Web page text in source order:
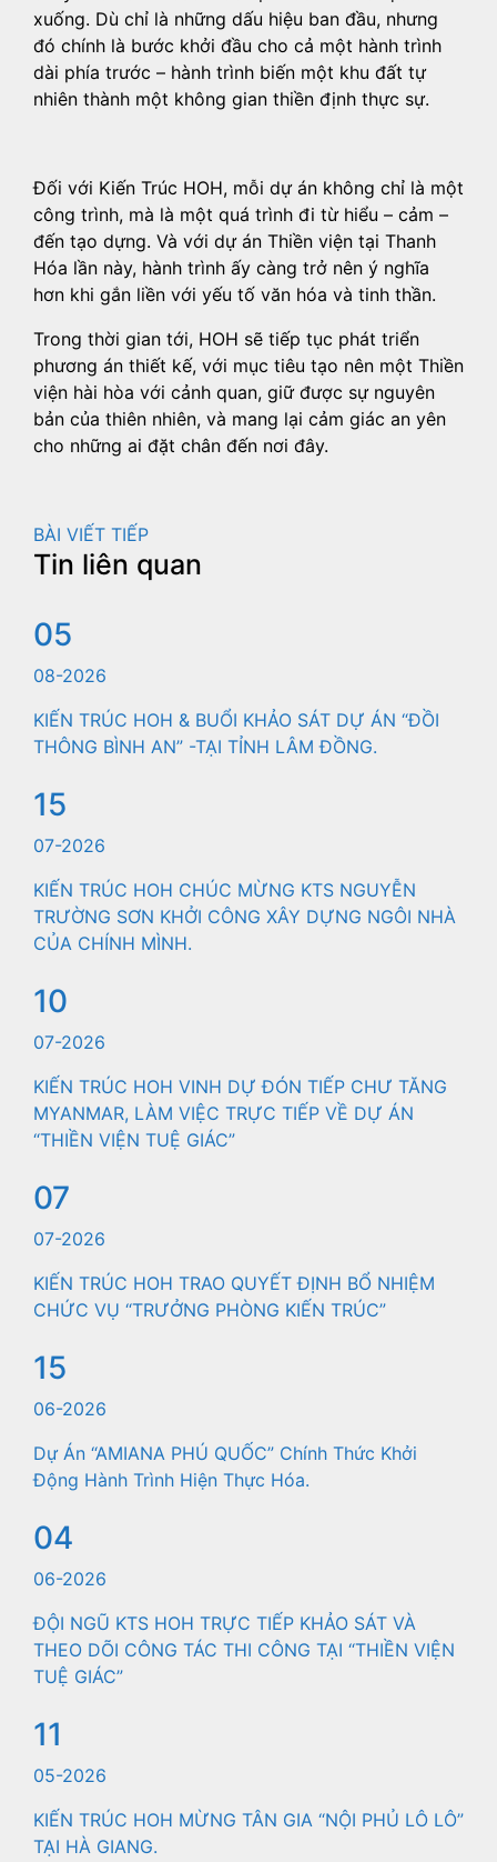
xuống. Dù chỉ là những dấu hiệu ban đầu, nhưng
đó chính là bước khởi đầu cho cả một hành trình
dài phía trước – hành trình biến một khu đất tự
nhiên thành một không gian thiền định thực sự.
Đối với Kiến Trúc HOH, mỗi dự án không chỉ là một
công trình, mà là một quá trình đi từ hiểu – cảm –
đến tạo dựng. Và với dự án Thiền viện tại Thanh
Hóa lần này, hành trình ấy càng trở nên ý nghĩa
hơn khi gắn liền với yếu tố văn hóa và tinh thần.
Trong thời gian tới, HOH sẽ tiếp tục phát triển
phương án thiết kế, với mục tiêu tạo nên một Thiền
viện hài hòa với cảnh quan, giữ được sự nguyên
bản của thiên nhiên, và mang lại cảm giác an yên
cho những ai đặt chân đến nơi đây.
BÀI VIẾT TIẾP
Tin liên quan
05
08-2026
KIẾN TRÚC HOH & BUỔI KHẢO SÁT DỰ ÁN “ĐỒI
THÔNG BÌNH AN” -TẠI TỈNH LÂM ĐỒNG.
15
07-2026
KIẾN TRÚC HOH CHÚC MỪNG KTS NGUYỄN
TRƯỜNG SƠN KHỞI CÔNG XÂY DỰNG NGÔI NHÀ
CỦA CHÍNH MÌNH.
10
07-2026
KIẾN TRÚC HOH VINH DỰ ĐÓN TIẾP CHƯ TĂNG
MYANMAR, LÀM VIỆC TRỰC TIẾP VỀ DỰ ÁN
“THIỀN VIỆN TUỆ GIÁC”
07
07-2026
KIẾN TRÚC HOH TRAO QUYẾT ĐỊNH BỔ NHIỆM
CHỨC VỤ “TRƯỞNG PHÒNG KIẾN TRÚC”
15
06-2026
Dự Án “AMIANA PHÚ QUỐC” Chính Thức Khởi
Động Hành Trình Hiện Thực Hóa.
04
06-2026
ĐỘI NGŨ KTS HOH TRỰC TIẾP KHẢO SÁT VÀ
THEO DÕI CÔNG TÁC THI CÔNG TẠI “THIỀN VIỆN
TUỆ GIÁC”
11
05-2026
KIẾN TRÚC HOH MỪNG TÂN GIA “NỘI PHỦ LÔ LÔ”
TẠI HÀ GIANG.